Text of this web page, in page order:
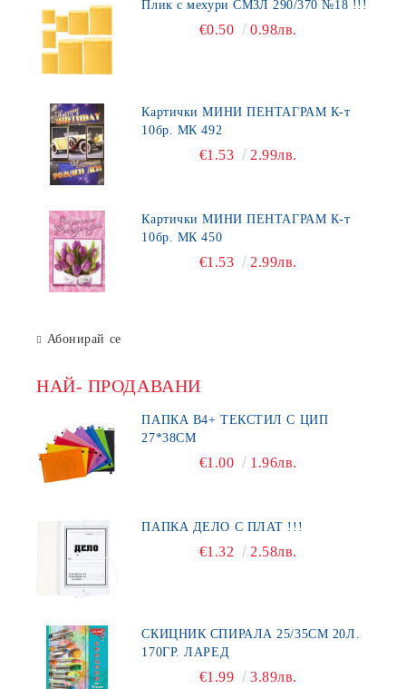
Плик с мехури СМЗЛ 290/370 №18 !!!
€0.50 0.98лв.
Картички МИНИ ПЕНТАГРАМ К-т
10бр. МК 492
€1.53 2.99лв.
Картички МИНИ ПЕНТАГРАМ К-т
10бр. МК 450
€1.53 2.99лв.
Абонирай се
НАЙ- ПРОДАВАНИ
ПАПКА В4+ ТЕКСТИЛ С ЦИП
27*38СМ
€1.00 1.96лв.
ПАПКА ДЕЛО С ПЛАТ !!!
€1.32 2.58лв.
СКИЦНИК СПИРАЛА 25/35СМ 20Л.
170ГР. ЛАРЕД
€1.99 3.89лв.